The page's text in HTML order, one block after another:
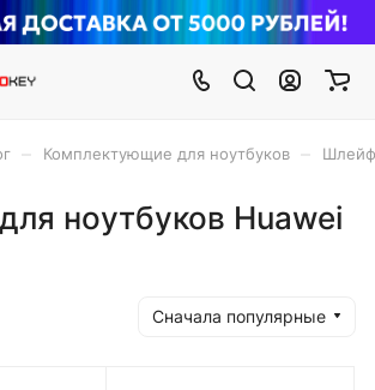
Комплектующие для ноутбуков
ноутбуков Huawei
Сначала популярные